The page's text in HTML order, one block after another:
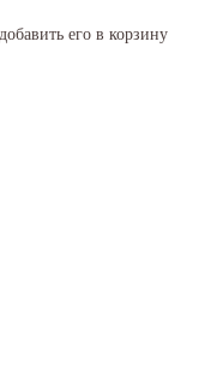
его в корзину